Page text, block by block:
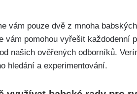
vám ⁣pouze dvě z ‍mnoha
vám pomohou vyřešit každodenní
našich ⁣ověřených ⁢odborníků.
​hledání a experimentování.